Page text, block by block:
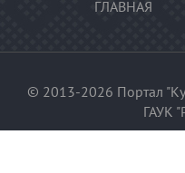
ГЛАВНАЯ
© 2013-2026 Портал
ГАУК